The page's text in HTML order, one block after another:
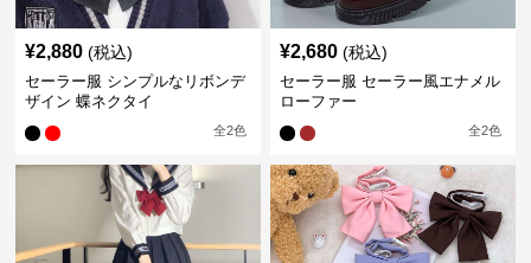
¥2,880 (税込)
セーラー服 シンプルなリボンデ
ザイン 蝶ネクタイ
全2色
¥2,680 (税込)
セーラー服 セーラー風エナメル
ローファー
全2色